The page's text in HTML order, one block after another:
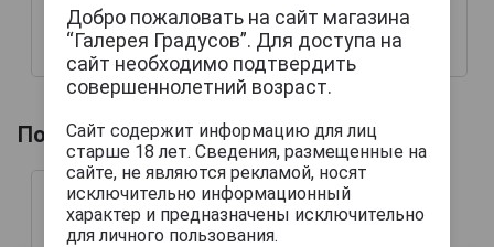
Лобад 1987г 0.7л в
деревянной упаковке
11 057 руб.
Лобад 1987г 0.7л в
деревянной упаковке
16 881 руб.
Похожие напитки по году производства
Добро пожаловать на сайт магазина
“Галерея Градусов”. Для доступа на
сайт необходимо подтвердить
совершеннолетний возраст.
Сайт содержит информацию для лиц
старше 18 лет. Сведения, размещенные на
сайте, не являются рекламой, носят
исключительно информационный
характер и предназначены исключительно
для личного пользования.